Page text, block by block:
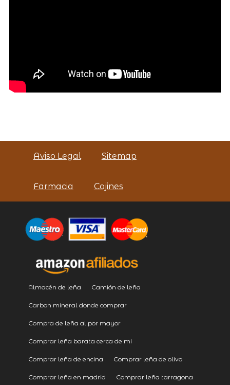
Aviso Legal Sitemap
Farmacia Cojines
Almacén de leña Camión de leña
Carbon mineral donde comprar
Compra de leña al por mayor
Comprar leña barata cerca de mi
Comprar leña de encina Comprar leña de olivo
Comprar leña en madrid Comprar leña tarragona